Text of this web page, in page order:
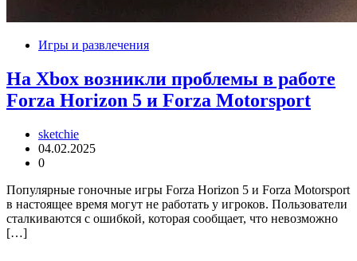
Игры и развлечения
На Xbox возникли проблемы в работе
Forza Horizon 5 и Forza Motorsport
sketchie
04.02.2025
0
Популярные гоночные игры Forza Horizon 5 и Forza Motorsport
в настоящее время могут не работать у игроков. Пользователи
сталкиваются с ошибкой, которая сообщает, что невозможно
[…]